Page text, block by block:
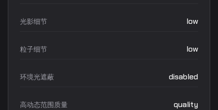
光影细节 low
粒子细节 low
环境光遮蔽 disabled
高动态范围质量 quality